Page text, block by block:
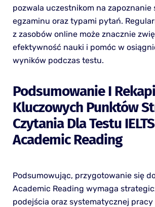
pozwala uczestnikom na zapoznanie
egzaminu oraz typami pytań.
z zasobów online może znacznie
efektywność nauki i pomóc w
wyników podczas testu.
Podsumowanie I
Kluczowych Punktów
Czytania Dla Testu IELTS
Academic Reading
Podsumowując, przygotowanie się
Academic Reading wymaga
podejścia oraz systematycznej pracy